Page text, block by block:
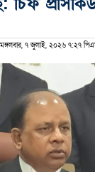
৭ জুলাই, ২০২৬ ৭:২৭